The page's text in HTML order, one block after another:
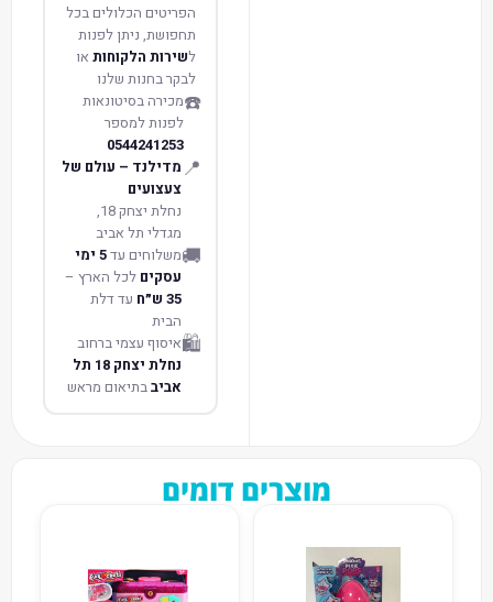
הפריטים הכלולים בכל
תחפושת, ניתן לפנות
לשירות הלקוחות או
לבקר בחנות שלנו
☎️מכירה בסיטונאות
לפנות למספר
0544241253
📍 מדילנד – עולם של
צעצועים
נחלת יצחק 18,
מגדלי תל אביב
🚚משלוחים עד 5 ימי
עסקים לכל הארץ –
35 ש״ח
עד דלת
הבית
🛍️איסוף עצמי ברחוב
נחלת יצחק 18 תל
אביבבתיאום מראש
מוצרים דומים